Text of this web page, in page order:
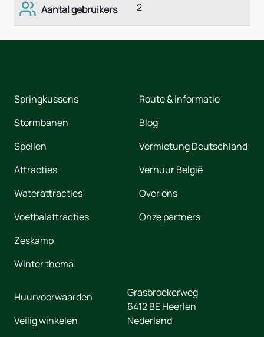
Aantal gebruikers 2
Springkussens
Stormbanen
Spellen
Attracties
Waterattracties
Voetbalattracties
Zeskamp
Winter thema
Route & informatie
Blog
Vermietung Deutschland
Verhuur België
Over ons
Onze partners
Huurvoorwaarden
Veilig winkelen
Grasbroekerweg
6412 BEHeerlen
Nederland